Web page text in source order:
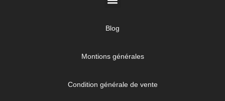
Blog
Montions générales
Condition générale de vente